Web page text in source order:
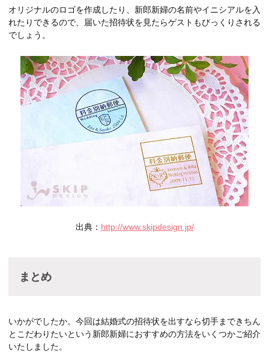
オリジナルのロゴを作成したり、新郎新婦の名前やイニシアルを入
れたりできるので、届いた招待状を見たらゲストもびっくりされる
でしょう。
出典： http://www.skipdesign.jp/
まとめ
いかがでしたか。今回は結婚式の招待状を出すなら切手まできちん
とこだわりたいという新郎新婦におすすめの方法をいくつかご紹介
いたしました。